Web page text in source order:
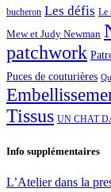
bucheron Les défis Le
Mew et Judy Newman
patchwork
Puces de couturières
Tissus UN CHAT
Info supplémentaires
L’Atelier dans la